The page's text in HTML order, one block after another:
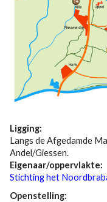
Ligging:
Langs de Afgedamde
Andel/Giessen.
Eigenaar/oppervlakte:
Stichting het
Openstelling: